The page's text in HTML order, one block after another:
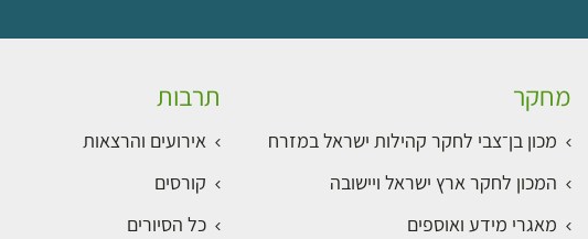
מחקר
מכון בן־צבי לחקר קהילות ישראל במזרח
המכון לחקר ארץ ישראל ויישובה
מאגרי מידע ואוספים
תרבות
אירועים והרצאות
קורסים
כל הסיורים